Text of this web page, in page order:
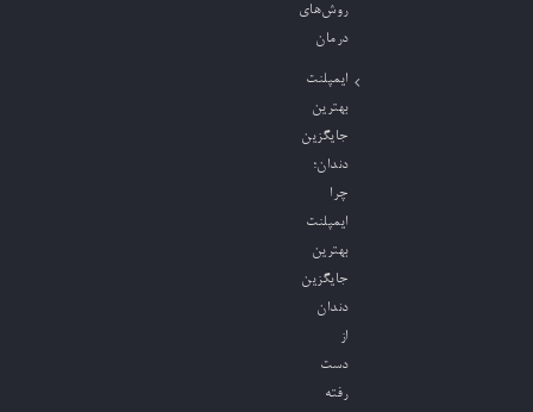
روش‌های
درمان
ایمپلنت
بهترین
جایگزین
دندان؛
چرا
ایمپلنت
بهترین
جایگزین
دندان
از
دست
رفته